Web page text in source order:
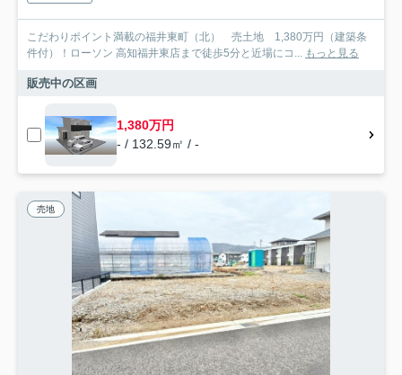
こだわりポイント満載の福井東町（北） 売土地 1,380万円（建築条
件付）！ローソン 高知福井東店まで徒歩5分と近場にコ... もっと見る
販売中の区画
1,380万円
- / 132.59㎡ / -
売地